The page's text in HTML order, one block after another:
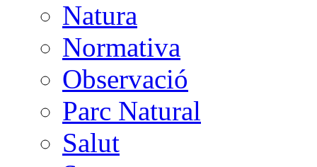
Natura
Normativa
Observació
Parc Natural
Salut